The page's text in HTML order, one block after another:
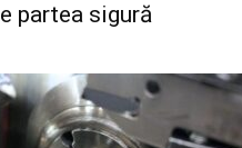
partea sigură